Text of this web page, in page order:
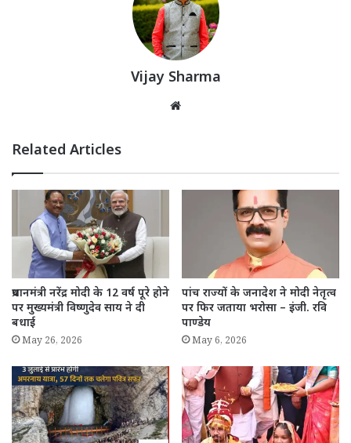
Vijay Sharma
Related Articles
प्रधानमंत्री नरेंद्र मोदी के 12 वर्ष पूरे होने
पर मुख्यमंत्री विष्णुदेव साय ने दी
बधाई
May 26, 2026
पांच राज्यों के जनादेश ने मोदी नेतृत्व
पर फिर जताया भरोसा – इंजी. रवि
पाण्डेय
May 6, 2026